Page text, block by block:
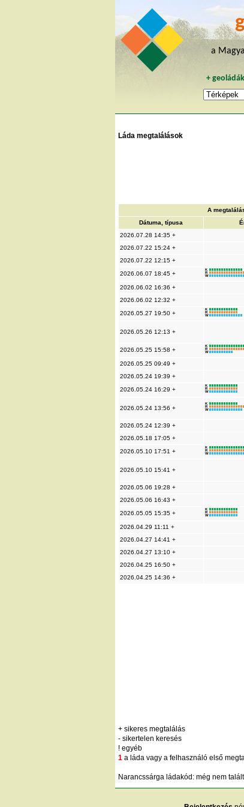
a
+geoládák
Láda megtalálások
A
Dátuma, típusa
2026.07.28 14:35 +
2026.07.22 15:24 +
2026.07.22 12:15 +
2026.06.07 18:45 +
K
R
W
2026.06.02 16:36 +
2026.06.02 12:32 +
2026.05.27 19:50 +
K
R
W
2026.05.26 12:13 +
2026.05.25 15:58 +
K
R
W
2026.05.25 09:49 +
2026.05.24 19:39 +
2026.05.24 16:29 +
K
R
W
2026.05.24 13:56 +
K
R
W
2026.05.24 12:39 +
2026.05.18 17:05 +
2026.05.10 17:51 +
K
R
W
2026.05.10 15:41 +
2026.05.06 19:28 +
2026.05.06 16:43 +
2026.05.05 15:35 +
K
R
W
2026.04.29 11:11 +
2026.04.27 14:41 +
2026.04.27 13:10 +
2026.04.25 16:50 +
2026.04.25 14:36 +
+ sikeres megtalálás
- sikertelen keresés
! egyéb
1 a láda vagy a felhasználó első
Narancssárga ládakód: még nem